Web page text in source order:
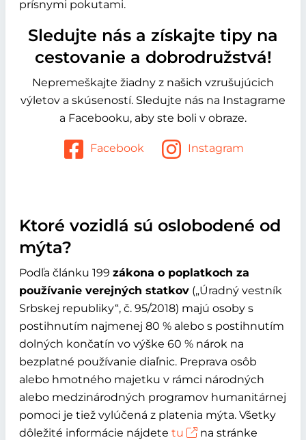
prísnymi pokutami.
Sledujte nás a získajte tipy na
cestovanie a dobrodružstvá!
Nepremeškajte žiadny z našich vzrušujúcich
výletov a skúseností. Sledujte nás na Instagrame
a Facebooku, aby ste boli v obraze.
Facebook Instagram
Ktoré vozidlá sú oslobodené od
mýta?
Podľa článku 199 zákona o poplatkoch za
používanie verejných statkov („Úradný vestník
Srbskej republiky“, č. 95/2018) majú osoby s
postihnutím najmenej 80 % alebo s postihnutím
dolných končatín vo výške 60 % nárok na
bezplatné používanie diaľnic. Preprava osôb
alebo hmotného majetku v rámci národných
alebo medzinárodných programov humanitárnej
pomoci je tiež vylúčená z platenia mýta. Všetky
dôležité informácie nájdete tu
na stránke